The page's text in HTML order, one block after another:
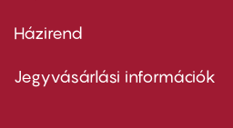
Footer
second
Házirend
Jegyvásárlási információk